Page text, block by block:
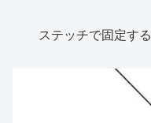
ステッチで固定する